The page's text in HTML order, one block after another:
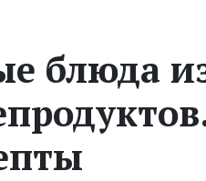
блюда